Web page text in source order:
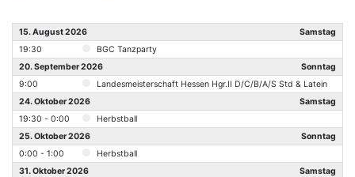
15. August 2026
Samstag
19:30
BGC Tanzparty
20. September 2026
Sonntag
9:00
Landesmeisterschaft Hessen Hgr.II D/C/B/A/S Std & Latein
24. Oktober 2026
Samstag
19:30 - 0:00
Herbstball
25. Oktober 2026
Sonntag
0:00 - 1:00
Herbstball
31. Oktober 2026
Samstag